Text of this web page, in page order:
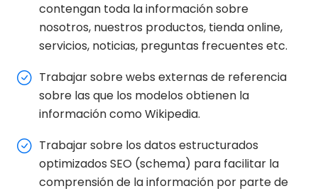
contengan toda la información sobre
nosotros, nuestros productos, tienda online,
servicios, noticias, preguntas frecuentes etc.
Trabajar sobre webs externas de referencia
sobre las que los modelos obtienen la
información como Wikipedia.
Trabajar sobre los datos estructurados
optimizados SEO (schema) para facilitar la
comprensión de la información por parte de